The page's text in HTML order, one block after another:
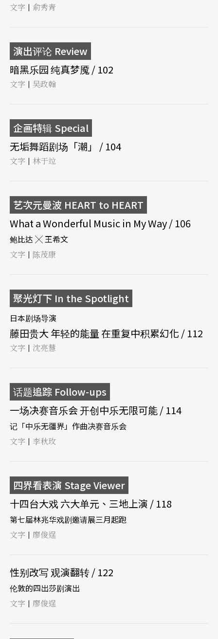
文字 | 俞秀青
演出评论 Review
暗黑乐园 纯真梦魇 / 102
文字 | 吴政翰
企画特辑 Special
无垢舞蹈剧场「潮」 / 104
文字 | 林于竝
艺次元曼波 HEART to HEART
What a Wonderful Music in My Way / 106
鲍比达 ╳ 王希文
文字 | 陈茂康
聚光灯下 In the Spotlight
日本剧场导演
藤田贵大 年轻的能量 在重复中积累幻化 / 112
文字 | 沈亮慧
话题追踪 Follow-ups
一场决赛音乐会 开创中乐无限可能 / 114
记「中乐无疆界」作曲决赛音乐会
文字 | 李秋玫
四界看表演 Stage Viewer
十四台大戏 六大单元、三地上演 / 118
第七届林兆华戏剧邀请展三月起跑
文字 | 廖俊逞
性别改写 观演翻转 / 122
伦敦的四出莎剧演出
文字 | 廖俊逞